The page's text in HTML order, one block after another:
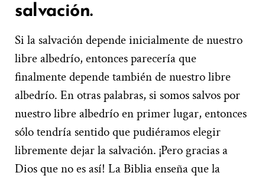
salvación.
Si la salvación depende inicialmente de nuestro
libre albedrío, entonces parecería que
finalmente depende también de nuestro libre
albedrío. En otras palabras, si somos salvos por
nuestro libre albedrío en primer lugar, entonces
sólo tendría sentido que pudiéramos elegir
libremente dejar la salvación. ¡Pero gracias a
Dios que no es así! La Biblia enseña que la